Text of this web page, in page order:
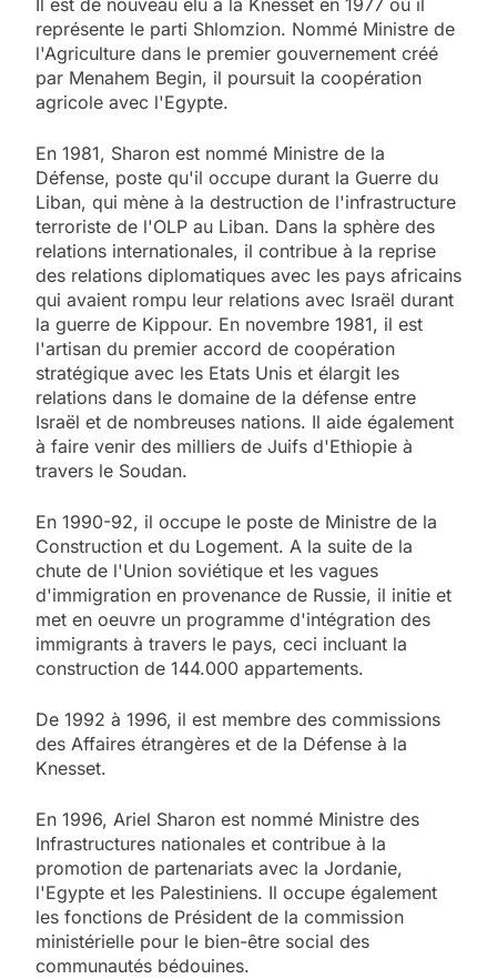
Il est de nouveau élu à la Knesset en 1977 où il
représente le parti Shlomzion. Nommé Ministre de
l'Agriculture dans le premier gouvernement créé
par Menahem Begin, il poursuit la coopération
agricole avec l'Egypte.
En 1981, Sharon est nommé Ministre de la
Défense, poste qu'il occupe durant la Guerre du
Liban, qui mène à la destruction de l'infrastructure
terroriste de l'OLP au Liban. Dans la sphère des
relations internationales, il contribue à la reprise
des relations diplomatiques avec les pays africains
qui avaient rompu leur relations avec Israël durant
la guerre de Kippour. En novembre 1981, il est
l'artisan du premier accord de coopération
stratégique avec les Etats Unis et élargit les
relations dans le domaine de la défense entre
Israël et de nombreuses nations. Il aide également
à faire venir des milliers de Juifs d'Ethiopie à
travers le Soudan.
En 1990-92, il occupe le poste de Ministre de la
Construction et du Logement. A la suite de la
chute de l'Union soviétique et les vagues
d'immigration en provenance de Russie, il initie et
met en oeuvre un programme d'intégration des
immigrants à travers le pays, ceci incluant la
construction de 144.000 appartements.
De 1992 à 1996, il est membre des commissions
des Affaires étrangères et de la Défense à la
Knesset.
En 1996, Ariel Sharon est nommé Ministre des
Infrastructures nationales et contribue à la
promotion de partenariats avec la Jordanie,
l'Egypte et les Palestiniens. Il occupe également
les fonctions de Président de la commission
ministérielle pour le bien-être social des
communautés bédouines.